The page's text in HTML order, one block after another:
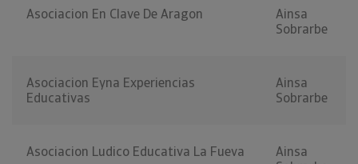
Asociacion En Clave De Aragon
Ainsa
Sobrarbe
Asociacion Eyna Experiencias
Educativas
Ainsa
Sobrarbe
Asociacion Ludico Educativa La Fueva
Ainsa